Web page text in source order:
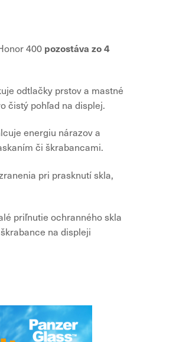
400 pozostáva zo 4
odtlačky prstov a mastné
čistý pohľad na displej.
energiu nárazov a
či škrabancami.
pri prasknutí skla,
priľnutie ochranného skla
na displeji